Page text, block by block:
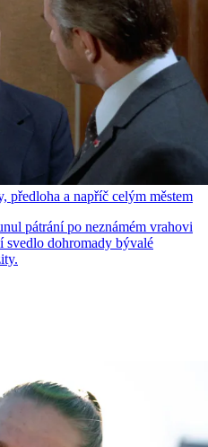
předloha a napříč celým městem
pátrání po neznámém vrahovi
svedlo dohromady bývalé